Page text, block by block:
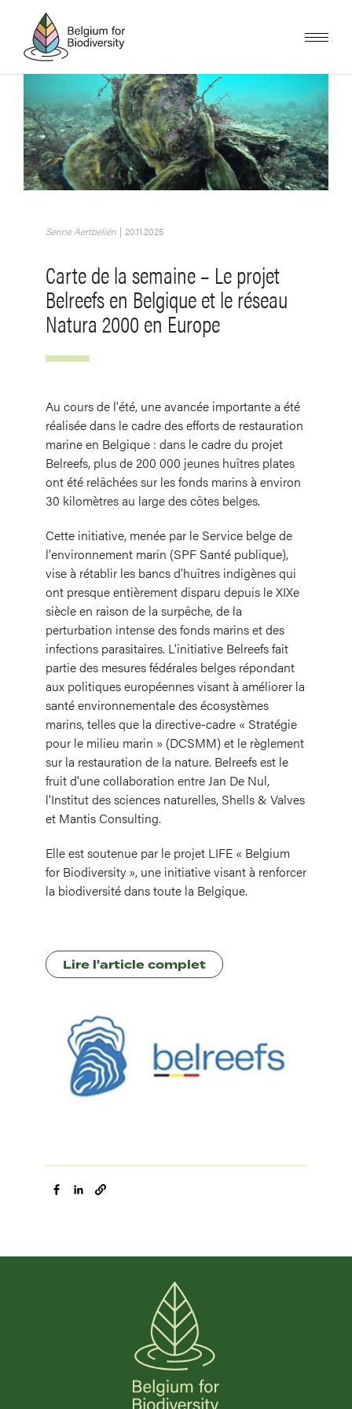
content
Senne Aertbeliën | 20.11.2025
Carte de la semaine – Le projet
Belreefs en Belgique et le réseau
Natura 2000 en Europe
Au cours de l'été, une avancée importante a été
réalisée dans le cadre des efforts de restauration
marine en Belgique : dans le cadre du projet
Belreefs, plus de 200 000 jeunes huîtres plates
ont été relâchées sur les fonds marins à environ
30 kilomètres au large des côtes belges.
Cette initiative, menée par le Service belge de
l'environnement marin (SPF Santé publique),
vise à rétablir les bancs d'huîtres indigènes qui
ont presque entièrement disparu depuis le XIXe
siècle en raison de la surpêche, de la
perturbation intense des fonds marins et des
infections parasitaires. L'initiative Belreefs fait
partie des mesures fédérales belges répondant
aux politiques européennes visant à améliorer la
santé environnementale des écosystèmes
marins, telles que la directive-cadre « Stratégie
pour le milieu marin » (DCSMM) et le règlement
sur la restauration de la nature. Belreefs est le
fruit d'une collaboration entre Jan De Nul,
l'Institut des sciences naturelles, Shells & Valves
et Mantis Consulting.
Elle est soutenue par le projet LIFE « Belgium
for Biodiversity », une initiative visant à renforcer
la biodiversité dans toute la Belgique.
Lire l'article complet